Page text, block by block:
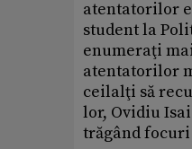
atentatorilor
student la
enumeraţi
atentatorilor
ceilalţi să
lor, Ovidiu
trăgând